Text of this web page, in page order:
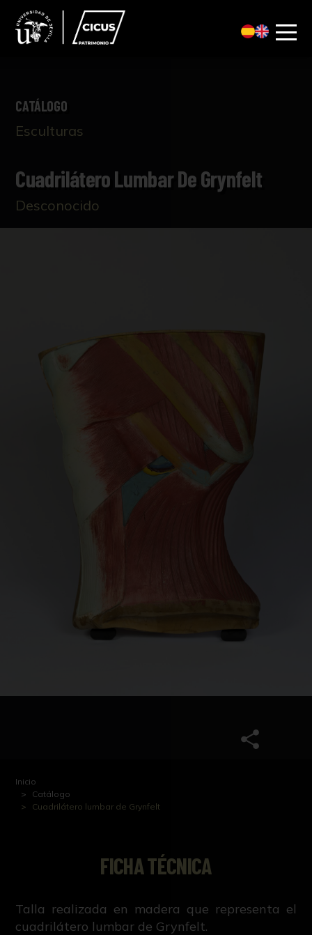
CATÁLOGO
Esculturas
Cuadrilátero Lumbar De Grynfelt
Desconocido
Inicio
Catálogo
Cuadrilátero lumbar de Grynfelt
FICHA TÉCNICA
Talla realizada en madera que representa el
cuadrilátero lumbar de Grynfelt.